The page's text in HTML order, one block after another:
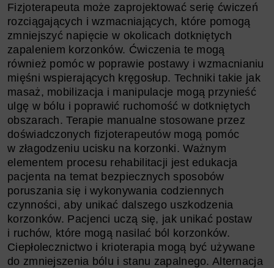
Fizjoterapeuta może zaprojektować serię ćwiczeń
rozciągających i wzmacniających, które pomogą
zmniejszyć napięcie w okolicach dotkniętych
zapaleniem korzonków. Ćwiczenia te mogą
również pomóc w poprawie postawy i wzmacnianiu
mięśni wspierających kręgosłup. Techniki takie jak
masaż, mobilizacja i manipulacje mogą przynieść
ulgę w bólu i poprawić ruchomość w dotkniętych
obszarach. Terapie manualne stosowane przez
doświadczonych fizjoterapeutów mogą pomóc
w złagodzeniu ucisku na korzonki. Ważnym
elementem procesu rehabilitacji jest edukacja
pacjenta na temat bezpiecznych sposobów
poruszania się i wykonywania codziennych
czynności, aby unikać dalszego uszkodzenia
korzonków. Pacjenci uczą się, jak unikać postaw
i ruchów, które mogą nasilać ból korzonków.
Ciepłolecznictwo i krioterapia mogą być używane
do zmniejszenia bólu i stanu zapalnego. Alternacja